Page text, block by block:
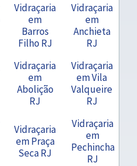
Vidraçaria
em
Barros
Filho RJ
Vidraçaria
em
Anchieta
RJ
Vidraçaria
em
Abolição
RJ
Vidraçaria
em Vila
Valqueire
RJ
Vidraçaria
em Praça
Seca RJ
Vidraçaria
em
Pechincha
RJ